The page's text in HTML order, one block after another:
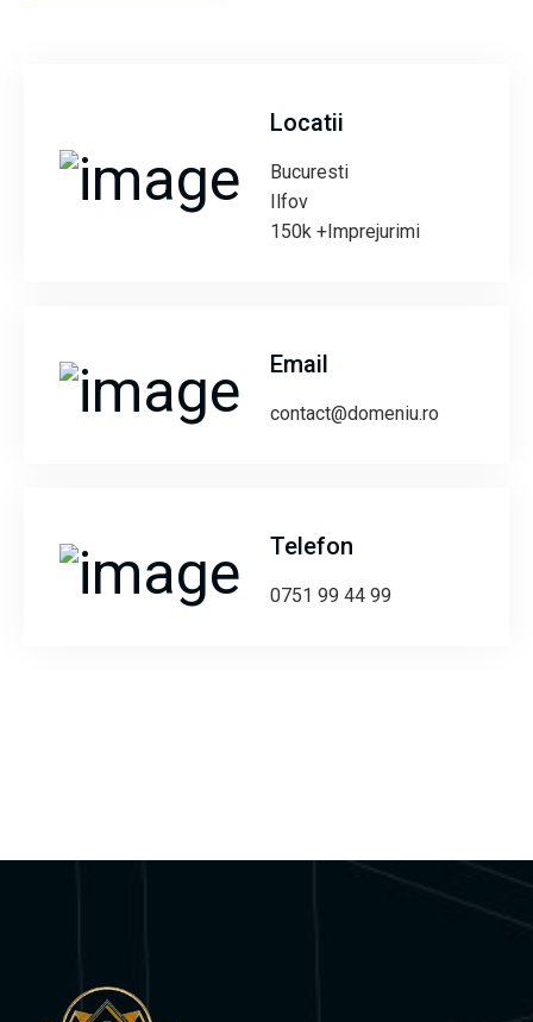
Locatii
Bucuresti
Ilfov
150k +Imprejurimi
Email
contact@domeniu.ro
Telefon
0751 99 44 99